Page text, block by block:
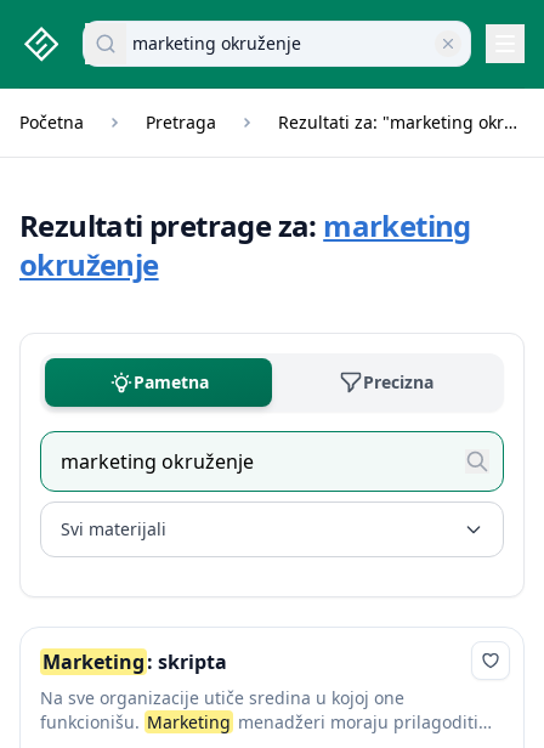
studenti.rs home page
Pretraži dokumente
Početna Pretraga Rezultati za: "marketing okruženje"
Rezultati pretrage za: marketing
okruženje
Pametna Precizna
Svi materijali
Marketing: skripta
Na sve organizacije utiče sredina u kojoj one
funkcionišu. Marketing menadžeri moraju prilagoditi